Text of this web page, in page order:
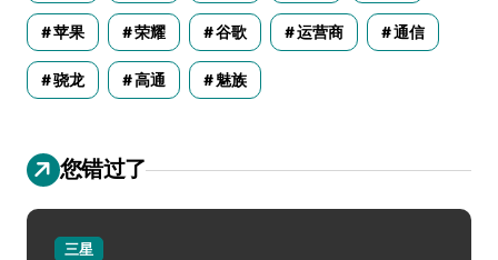
苹果 荣耀 谷歌 运营商 通信
骁龙 高通 魅族
您错过了
三星